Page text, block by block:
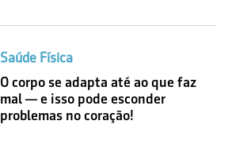
Saúde Física
O corpo se adapta até ao que faz
mal — e isso pode esconder
problemas no coração!